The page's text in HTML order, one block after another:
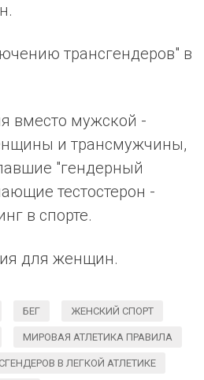
трансгендеров" в
вместо мужской -
и трансмужчины,
"гендерный
тестостерон -
в спорте.
для женщин.
БЕГ ЖЕНСКИЙ СПОРТ
МИРОВАЯ АТЛЕТИКА ПРАВИЛА
В ЛЕГКОЙ АТЛЕТИКЕ